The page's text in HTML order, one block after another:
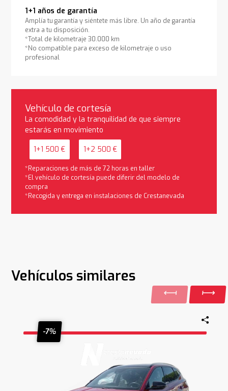
1+1 años de garantía
Amplía tu garantía y siéntete más libre. Un año de garantía
extra a tu disposición.
*Total de kilometraje 30.000 km
*No compatible para exceso de kilometraje o uso
profesional
Vehículo de cortesía
La comodidad y la tranquilidad de que siempre
estarás en movimiento
1+1 500 € 1+2 500 €
*Reparaciones de más de 72 horas en taller
*El vehículo de cortesía puede diferir del modelo de
compra
*Recogida y entrega en instalaciones de Crestanevada
Vehículos similares
-7%